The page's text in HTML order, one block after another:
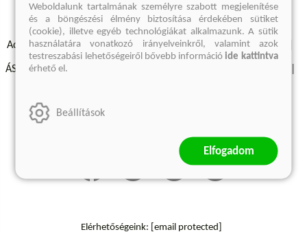
Adatvédelmi szabályzatok Elállási felmondási nyilatkozat
ÁSZF - Vásárlási feltételek
Szállítási információk
Elérhetőségeink: [email protected]
Weboldalunk tartalmának személyre szabott megjelenítése
és a böngészési élmény biztosítása érdekében sütiket
(cookie), illetve egyéb technológiákat alkalmazunk. A sütik
használatára vonatkozó irányelveinkről, valamint azok
testreszabási lehetőségeiről bővebb információide kattintva
érhető el.
Beállítások
Elfogadom